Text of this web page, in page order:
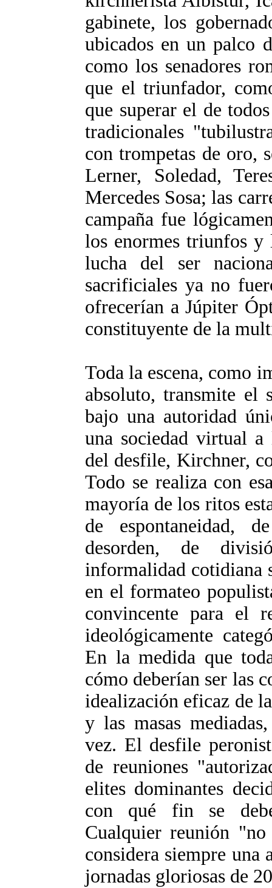
gabinete, los
ubicados en un palco
como los senadores
que el triunfador,
que superar el de
tradicionales
con trompetas de oro,
Lerner, Soledad,
Mercedes Sosa; las
campaña fue
los enormes triunfos y
lucha del ser
sacrificiales ya no
ofrecerían a Júpiter
constituyente de la
Toda la escena, como
absoluto, transmite el
bajo una autoridad
una sociedad virtual
del desfile, Kirchner,
Todo se realiza con
mayoría de los ritos
de espontaneidad,
desorden, de
informalidad cotidiana
en el formateo
convincente para el
ideológicamente
En la medida que
cómo deberían ser las
idealización eficaz de
y las masas
vez. El desfile
de reuniones
elites dominantes
con qué fin se
Cualquier reunión
considera siempre una
jornadas gloriosas de